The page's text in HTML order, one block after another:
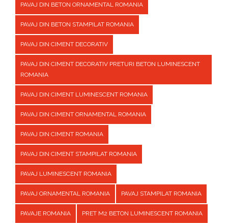
PAVAJ DIN BETON ORNAMENTAL ROMANIA
PAVAJ DIN BETON STAMPILAT ROMANIA
PAVAJ DIN CIMENT DECORATIV
PAVAJ DIN CIMENT DECORATIV PRETURI BETON LUMINESCENT
ROMANIA
PAVAJ DIN CIMENT LUMINESCENT ROMANIA
PAVAJ DIN CIMENT ORNAMENTAL ROMANIA
PAVAJ DIN CIMENT ROMANIA
PAVAJ DIN CIMENT STAMPILAT ROMANIA
PAVAJ LUMINESCENT ROMANIA
PAVAJ ORNAMENTAL ROMANIA PAVAJ STAMPILAT ROMANIA
PAVAJE ROMANIA PRET M2 BETON LUMINESCENT ROMANIA